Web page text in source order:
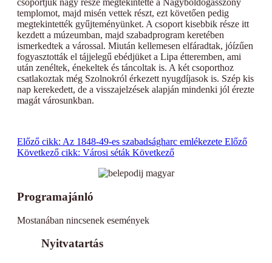
csoportjuk nagy része megtekintette a Nagyboldogasszony
templomot, majd misén vettek részt, ezt követően pedig
megtekintették gyűjteményünket. A csoport kisebbik része itt
kezdett a múzeumban, majd szabadprogram keretében
ismerkedtek a várossal. Miután kellemesen elfáradtak, jóízűen
fogyasztották el tájjelegű ebédjüket a Lipa étteremben, ami
után zenéltek, énekeltek és táncoltak is. A két csoporthoz
csatlakoztak még Szolnokról érkezett nyugdíjasok is. Szép kis
nap kerekedett, de a visszajelzések alapján mindenki jól érezte
magát városunkban.
Előző cikk: Az 1848-49-es szabadságharc emlékezete Előző
Következő cikk: Városi séták Következő
Programajánló
Mostanában nincsenek események
Nyitvatartás